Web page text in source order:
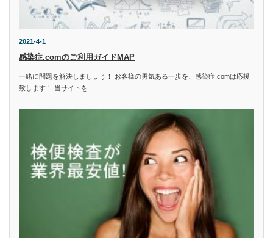
2021-4-1
感染症.comのご利用ガイドMAP
一緒に問題を解決しましょう！ お客様の勇気ある一歩を、感染症.comは応援
致します！ 当サイトを…